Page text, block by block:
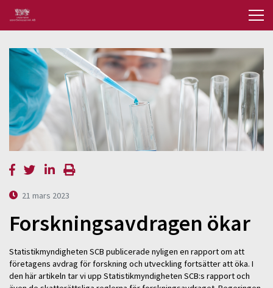
21 mars 2023
Forskningsavdragen ökar
Statistikmyndigheten SCB publicerade nyligen en rapport om att
företagens avdrag för forskning och utveckling fortsätter att öka. I
den här artikeln tar vi upp Statistikmyndigheten SCB:s rapport och